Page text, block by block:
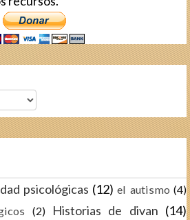
psicológicas (12) el autismo (4)
(2) Historias de divan (14)